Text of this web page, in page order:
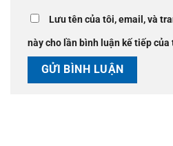
Lưu tên của tôi, email, và
này cho lần bình luận kế tiếp của